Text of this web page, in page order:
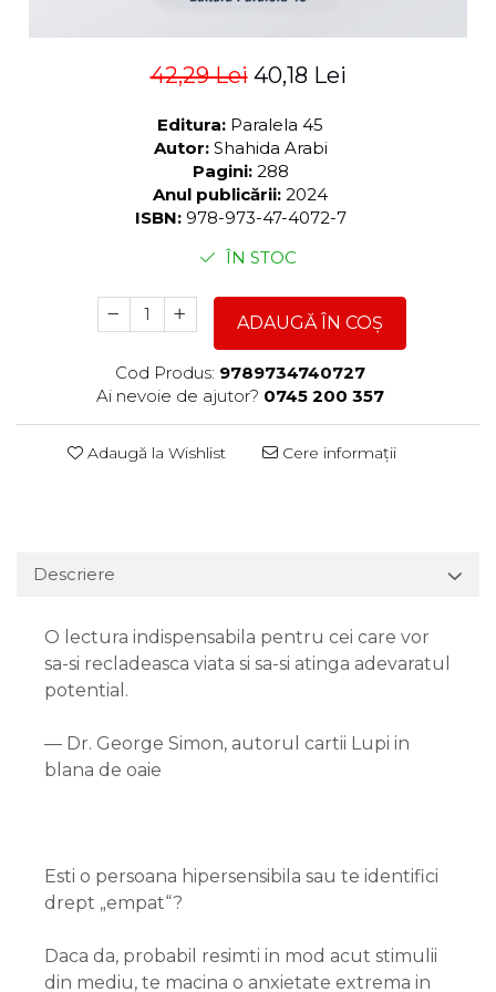
42,29 Lei 40,18 Lei
Editura: Paralela 45
Autor: Shahida Arabi
Pagini: 288
Anul publicării: 2024
ISBN: 978-973-47-4072-7
ÎN STOC
ADAUGĂ ÎN COȘ
Cod Produs: 9789734740727
Ai nevoie de ajutor? 0745 200 357
Adaugă la Wishlist Cere informații
Descriere
O lectura indispensabila pentru cei care vor
sa-si recladeasca viata si sa-si atinga adevaratul
potential.
— Dr. George Simon, autorul cartii Lupi in
blana de oaie
Esti o persoana hipersensibila sau te identifici
drept „empat“?
Daca da, probabil resimti in mod acut stimulii
din mediu, te macina o anxietate extrema in